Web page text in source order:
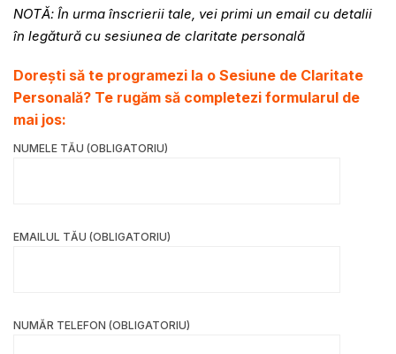
NOTĂ: În urma înscrierii tale, vei primi un email cu detalii
în legătură cu sesiunea de claritate personală
Dorești să te programezi la o Sesiune de Claritate
Personală? Te rugăm să completezi formularul de
mai jos:
NUMELE TĂU (OBLIGATORIU)
EMAILUL TĂU (OBLIGATORIU)
NUMĂR TELEFON (OBLIGATORIU)